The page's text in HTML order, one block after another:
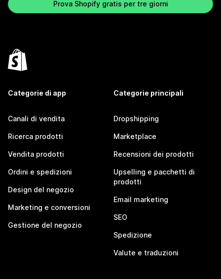
Prova Shopify gratis per tre giorni
Categorie di app
Canali di vendita
Ricerca prodotti
Vendita prodotti
Ordini e spedizioni
Design del negozio
Marketing e conversioni
Gestione del negozio
Categorie principali
Dropshipping
Marketplace
Recensioni dei prodotti
Upselling e pacchetti di
prodotti
Email marketing
SEO
Spedizione
Valute e traduzioni